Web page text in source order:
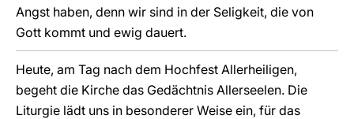
Angst haben, denn wir sind in der Seligkeit, die von
Gott kommt und ewig dauert.
Heute, am Tag nach dem Hochfest Allerheiligen,
begeht die Kirche das Gedächtnis Allerseelen. Die
Liturgie lädt uns in besonderer Weise ein, für das